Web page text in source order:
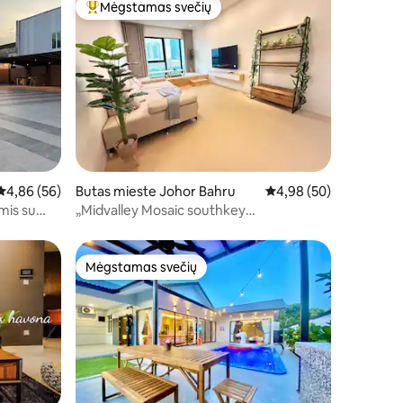
įvertinimas: 4,86 iš 5, atsiliepimų: 56
4,86 (56)
su
Svečių mėgstamiausias
Mėgstamas svečių
Butas mieste Johor Bahru Vidutinis įvertinimas:
4,98 (50)
„Midvalley Mosaic southkey
Mėgstamas svečių
Mėgstamas svečių